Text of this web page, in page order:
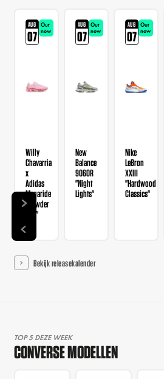
AUG
07
Out
now
Willy
Chavarria
x
Adidas
Megaride
"Powder
Red"
AUG
07
Out
now
New
Balance
9060R
"Night
Lights"
AUG
07
Out
now
Nike
LeBron
XXIII
"Hardwood
Classics"
Bekijk releasekalender
TOP 5 DEZE WEEK
CONVERSE MODELLEN